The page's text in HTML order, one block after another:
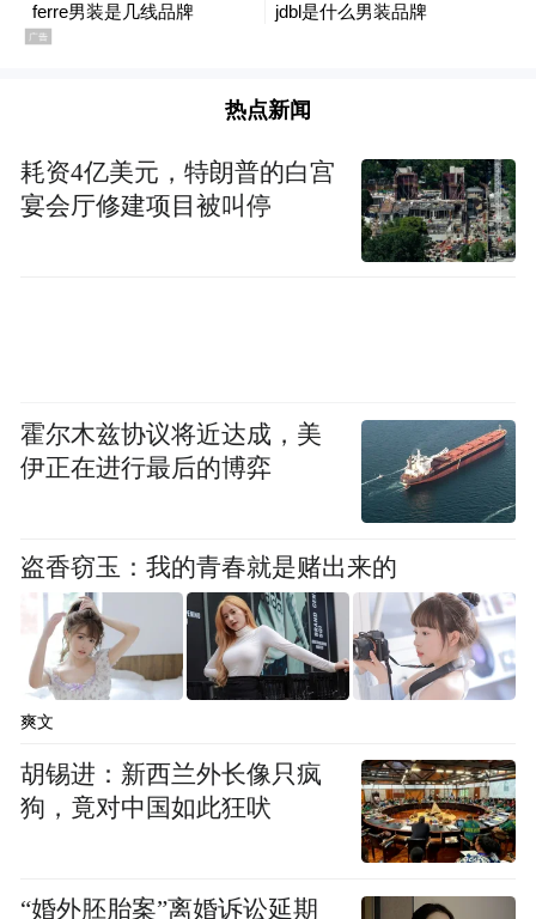
实现在直播等场景与观众实时互动,在与粉丝
化,增强情绪的感染力和真实感。在万一项目
播互动,例如《第五人格》Bilibili秃秃杯游戏
决赛的虚拟侦探主播,首秀即突破60万人气
《第五人格》Bilibili“秃秃杯”虚拟侦探直播
(AIxFace实现眼神、口型的精准跟踪)
网易互娱AI Lab成立于2017年,是游戏行业领
先的人工智能实验室,除了致力于游戏场景下
热点新闻
耗资4亿美元，特朗普的白宫
宴会厅修建项目被叫停
霍尔木兹协议将近达成，美
伊正在进行最后的博弈
盗香窃玉：我的青春就是赌出来的
爽文
胡锡进：新西兰外长像只疯
狗，竟对中国如此狂吠
“婚外胚胎案”离婚诉讼延期